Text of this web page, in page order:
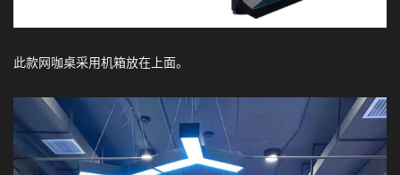
此款网咖桌采用机箱放在上面。